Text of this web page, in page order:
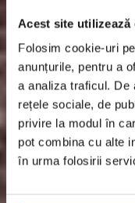
Acest site utilizează
Folosim cookie-uri
anunțurile, pentru a
a analiza traficul. De
rețele sociale, de
privire la modul în
pot combina cu alte
în urma folosirii